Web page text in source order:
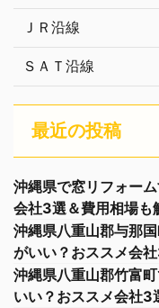
ＪＲ沿線
ＳＡＴ沿線
最近の投稿
沖縄県で窓リフォー
会社3選＆費用相場も
沖縄県八重山郡与那
がいい？おススメ会
沖縄県八重山郡竹富
いい？おススメ会社3